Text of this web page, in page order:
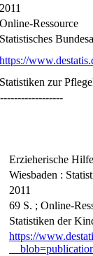
2011
Online-Ressource
Statistisches
https://
Statistiken zur
Erzieherische
Wiesbaden :
2011
69 S. ; Online-
Statistiken der
https://